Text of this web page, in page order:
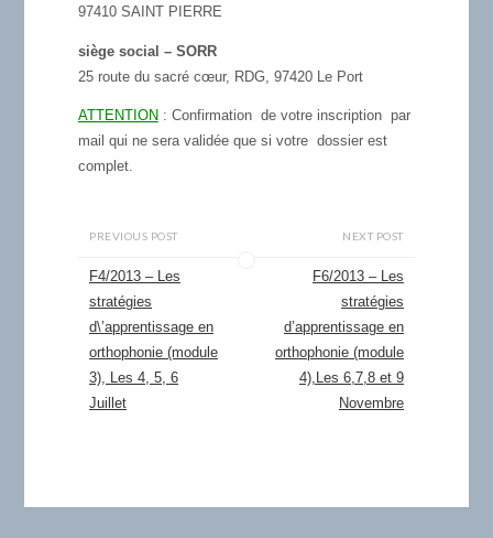
97410 SAINT PIERRE
siège social – SORR
25 route du sacré cœur, RDG, 97420 Le Port
ATTENTION : Confirmation de votre inscription par
mail qui ne sera validéeque si votre dossier est
complet.
PREVIOUS POST
F4/2013 – Les
stratégies
d\’apprentissage en
orthophonie (module
3), Les 4, 5, 6
Juillet
NEXT POST
F6/2013 – Les
stratégies
d’apprentissage en
orthophonie (module
4),Les 6,7,8 et 9
Novembre